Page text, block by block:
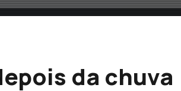
da chuva